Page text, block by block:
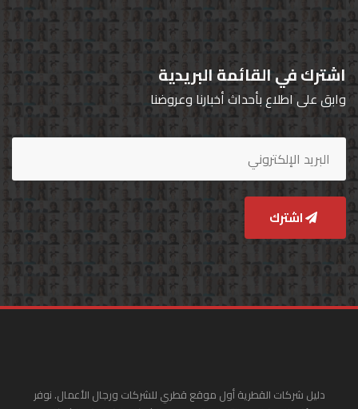
اشترك في القائمة البريدية
وابق على اطلاع بأحداث أخبارنا وعروضنا
اشترك
دليل شركات القطرية أول موقع قطري للشركات ورجال الأعمال. نوفر